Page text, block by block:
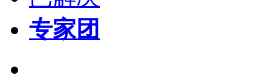
专家团